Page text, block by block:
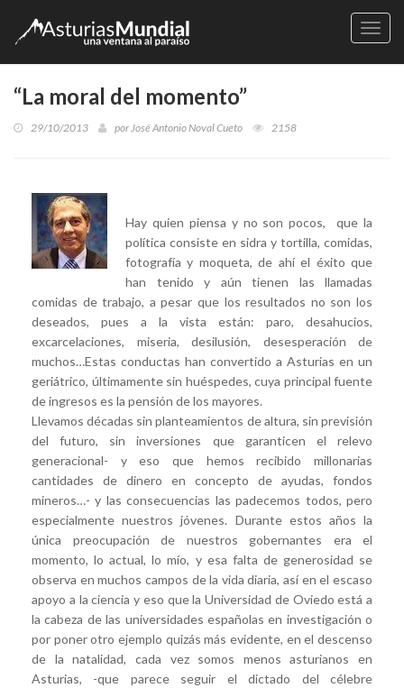
“La moral del momento”
29/10/2013 porJosé Antonio Noval Cueto 2158
Hay quien piensa y no son pocos, que la
política consiste en sidra y tortilla, comidas,
fotografía y moqueta, de ahí el éxito que
han tenido y aún tienen las llamadas
comidas de trabajo, a pesar que los resultados no son los
deseados, pues a la vista están: paro, desahucios,
excarcelaciones, miseria, desilusión, desesperación de
muchos…Estas conductas han convertido a Asturias en un
geriátrico, últimamente sin huéspedes, cuya principal fuente
de ingresos es la pensión de los mayores.
Llevamos décadas sin planteamientos de altura, sin previsión
del futuro, sin inversiones que garanticen el relevo
generacional- y eso que hemos recibido millonarias
cantidades de dinero en concepto de ayudas, fondos
mineros…- y las consecuencias las padecemos todos, pero
especialmente nuestros jóvenes. Durante estos años la
única preocupación de nuestros gobernantes era el
momento, lo actual, lo mío, y esa falta de generosidad se
observa en muchos campos de la vida diaria, así en el escaso
apoyo a la ciencia y eso que la Universidad de Oviedo está a
la cabeza de las universidades españolas en investigación o
por poner otro ejemplo quizás más evidente, en el descenso
de la natalidad, cada vez somos menos asturianos en
Asturias, -que parece seguir el dictado del célebre